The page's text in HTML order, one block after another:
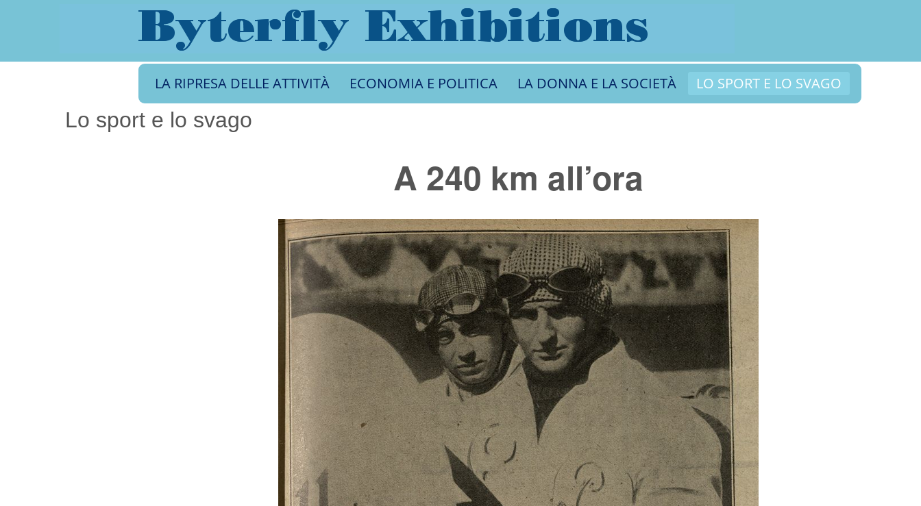
LA RIPRESA DELLE ATTIVITÀ ECONOMIA E POLITICA LA DONNA E LA SOCIETÀ LO SPORT E LO SVAGO
Lo sport e lo svago
A 240 km all’ora